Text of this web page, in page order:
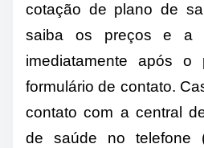
cotação de plano de
saiba os preços e a
imediatamente após o
formulário de contato.
contato com a central
de saúde no telefone